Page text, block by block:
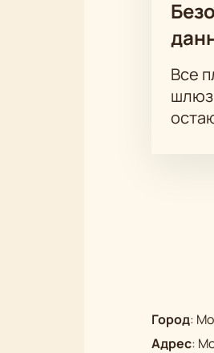
Все
Город:
Адрес: